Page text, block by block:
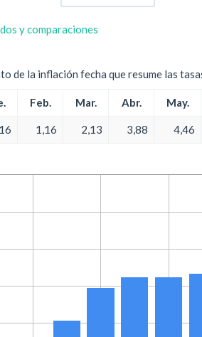
y comparaciones
de la inflación fecha que resume las
Feb. Mar. Abr. May.
1,16 2,13 3,88 4,46